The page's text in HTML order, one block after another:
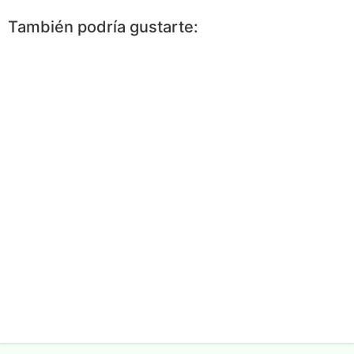
Facebook Messenger WhatsApp